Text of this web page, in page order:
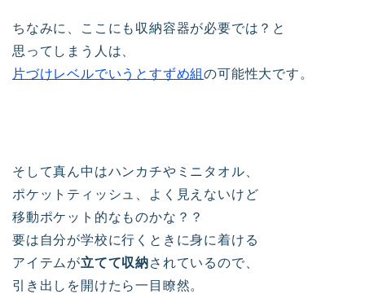
ちなみに、ここにも収納容器が必要では？と
思ってしまう人は、
片づけレベルでいうとすずめ組の可能性大です。
そして真ん中はハンカチやミニタオル、
ポケットティッシュ、よく見えないけど
移動ポケット的なものかな？？
要は自分が学校に行くときに身に着ける
アイテムが立てて収納されているので、
引き出しを開けたら一目瞭然。